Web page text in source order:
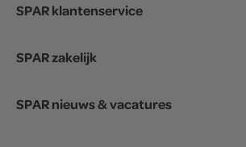
SPAR klantenservice
SPAR zakelijk
SPAR nieuws & vacatures